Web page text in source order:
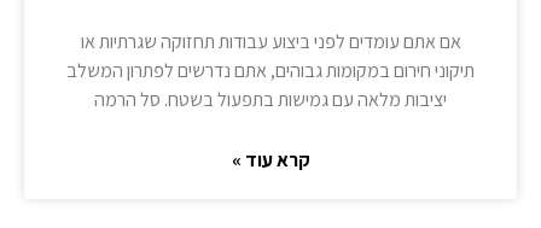
אם אתם עומדים לפני ביצוע עבודות תחזוקה שגרתיות או
תיקוני חירום במקומות גבוהים, אתם נדרשים לפתרון המשלב
יציבות מלאה עם גמישות בתפעול בשטח. סל הרמה
קרא עוד »